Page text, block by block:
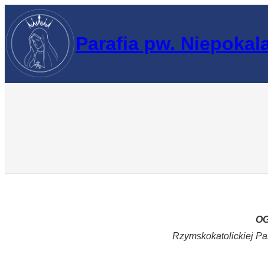
Przejdź
do
treści
Parafia pw.
Rzymskokatolickiej